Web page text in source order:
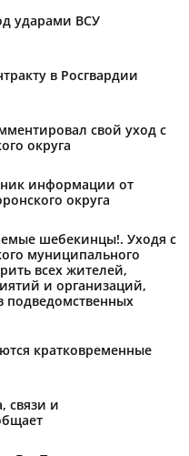
ударами ВСУ
в Росгвардии
свой уход с
округа
информации от
округа
шебекинцы!. Уходя с
муниципального
всех жителей,
и организаций,
подведомственных
кратковременные
связи и